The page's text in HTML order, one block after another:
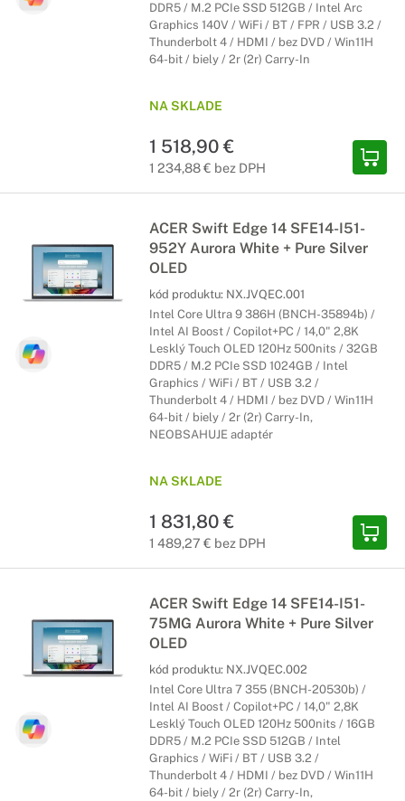
DDR5 / M.2 PCIe SSD 512GB / Intel Arc
Graphics 140V / WiFi / BT / FPR / USB 3.2 /
Thunderbolt 4 / HDMI / bez DVD / Win11H
64-bit / biely / 2r (2r) Carry-In
NA SKLADE
1 518,90 €
1 234,88 € bez DPH
ACER Swift Edge 14 SFE14-I51-
952Y Aurora White + Pure Silver
OLED
kód produktu: NX.JVQEC.001
Intel Core Ultra 9 386H (BNCH-35894b) /
Intel AI Boost / Copilot+PC / 14,0" 2,8K
Lesklý Touch OLED 120Hz 500nits / 32GB
DDR5 / M.2 PCIe SSD 1024GB / Intel
Graphics / WiFi / BT / USB 3.2 /
Thunderbolt 4 / HDMI / bez DVD / Win11H
64-bit / biely / 2r (2r) Carry-In,
NEOBSAHUJE adaptér
NA SKLADE
1 831,80 €
1 489,27 € bez DPH
ACER Swift Edge 14 SFE14-I51-
75MG Aurora White + Pure Silver
OLED
kód produktu: NX.JVQEC.002
Intel Core Ultra 7 355 (BNCH-20530b) /
Intel AI Boost / Copilot+PC / 14,0" 2,8K
Lesklý Touch OLED 120Hz 500nits / 16GB
DDR5 / M.2 PCIe SSD 512GB / Intel
Graphics / WiFi / BT / USB 3.2 /
Thunderbolt 4 / HDMI / bez DVD / Win11H
64-bit / biely / 2r (2r) Carry-In,